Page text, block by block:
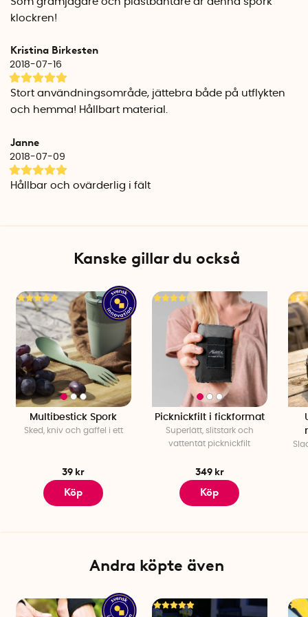
klockren!
Kristina Birkesten
2018-07-16
Stort användningsområde, jättebra både på utflykten
och hemma! Hållbart material.
Janne
2018-07-09
Hållbar och ovärderlig i fält
Kanske gillar du också
Multibestick Spork
Sked, kniv och gaffel i ett
39 kr
Köp
Picknickfilt i fickformat
Superlätt, slitstark och
vattentät picknickfilt
349 kr
Köp
Andra köpte även